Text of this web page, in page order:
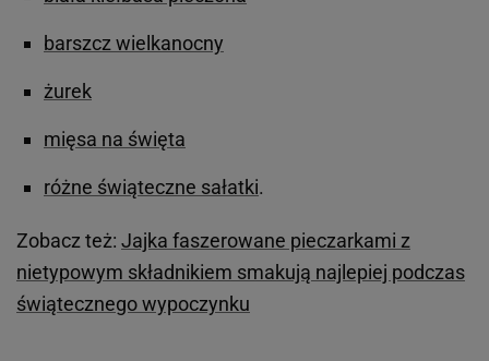
barszcz wielkanocny
żurek
mięsa na święta
różne świąteczne sałatki.
Zobacz też: Jajka faszerowane pieczarkami z
nietypowym składnikiem smakują najlepiej podczas
świątecznego wypoczynku